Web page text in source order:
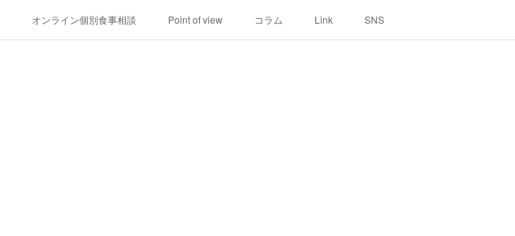
オンライン個別食事相談 Point of view コラム Link SNS